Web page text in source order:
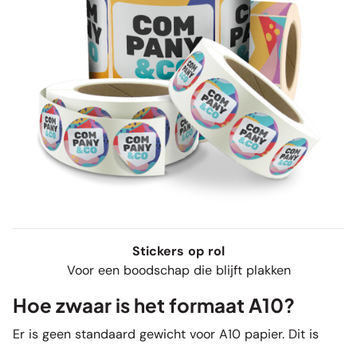
Stickers op rol
Voor een boodschap die blijft plakken
Hoe zwaar is het formaat A10?
Er is geen standaard gewicht voor A10 papier. Dit is